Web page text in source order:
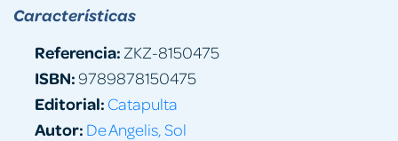
Características
Referencia: ZKZ-8150475
ISBN:9789878150475
Editorial: Catapulta
Autor: De Angelis, Sol